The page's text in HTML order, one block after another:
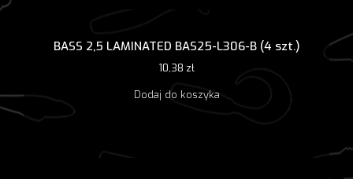
BASS 2,5 LAMINATED BAS25-L306-B (4 szt.)
10,38 zł
Dodaj do koszyka